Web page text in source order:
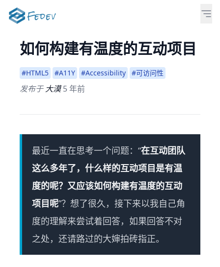
如何构建有温度的互动项目
#HTML5 #A11Y #Accessibility #可访问性
发布于大漠5 年前
最近一直在思考一个问题：“在互动团队
这么多年了，什么样的互动项目是有温
度的呢？又应该如何构建有温度的互动
项目呢”？想了很久，接下来以我自己角
度的理解来尝试着回答，如果回答不对
之处，还请路过的大婶拍砖指正。